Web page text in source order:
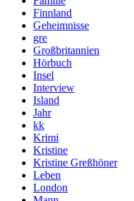
Finnland
Geheimnisse
gre
Großbritannien
Hörbuch
Insel
Interview
Island
Jahr
kk
Krimi
Kristine
Kristine Greßhöner
Leben
London